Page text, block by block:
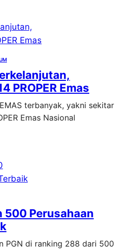
PROPER Emas
terbanyak, yakni sekitar
Emas Nasional
500 Perusahaan
PGN di ranking 288 dari 500